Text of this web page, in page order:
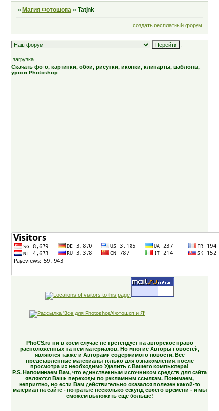
» Магия Фотошопа » Tatjnk
создать бесплатный форум
;
загрузка...
Скачать фото, картинки, обои, рисунки, иконки, клипарты, шаблоны,
уроки Photoshop
PhoCS.ru ни в коем случае не претендует на авторское право
расположенных на нем материалов. Но многие Авторы новостей,
являются также и Авторами содержимого новости. Все
представленные материалы только для ознакомления, после
просмотра их необходимо Удалить с Вашего компьютера!
P.S. Напоминаем Вам, что единственным источником средств для сайта
являются Ваши переходы по рекламным ссылкам. Понимаем,
неприятно, но если Вам действительно оказался полезен какой-то
материал на сайте - потратьте несколько секунд своего времени - и мы
сможем выложить еще больше!